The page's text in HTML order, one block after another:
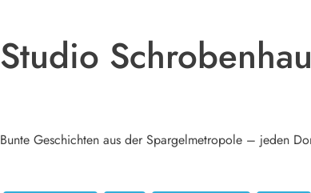
Studio
Bunte Geschichten aus der Spargelmetropole – jeden